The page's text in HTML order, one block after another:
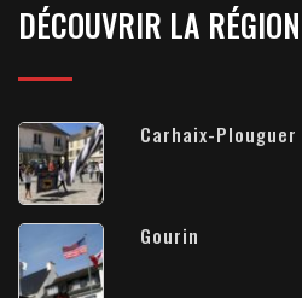
DÉCOUVRIR LA RÉGION
Carhaix-Plouguer
Gourin